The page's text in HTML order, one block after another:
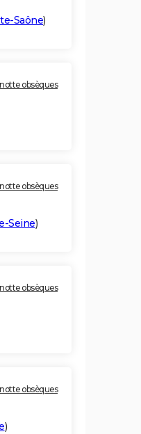
Saône)
obsèques
obsèques
Seine)
obsèques
obsèques
)